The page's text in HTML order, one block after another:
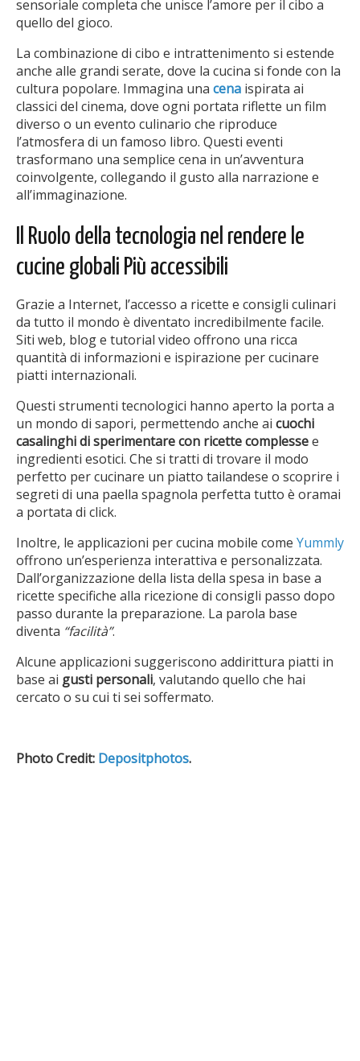
sensoriale completa che unisce l’amore per il cibo a
quello del gioco.
La combinazione di cibo e intrattenimento si estende
anche alle grandi serate, dove la cucina si fonde con la
cultura popolare. Immagina una cena ispirata ai
classici del cinema, dove ogni portata riflette un film
diverso o un evento culinario che riproduce
l’atmosfera di un famoso libro. Questi eventi
trasformano una semplice cena in un’avventura
coinvolgente, collegando il gusto alla narrazione e
all’immaginazione.
Il Ruolo della tecnologia nel rendere le
cucine globali Più accessibili
Grazie a Internet, l’accesso a ricette e consigli culinari
da tutto il mondo è diventato incredibilmente facile.
Siti web, blog e tutorial video offrono una ricca
quantità di informazioni e ispirazione per cucinare
piatti internazionali.
Questi strumenti tecnologici hanno aperto la porta a
un mondo di sapori, permettendo anche ai cuochi
casalinghi di sperimentare con ricette complessee
ingredienti esotici. Che si tratti di trovare il modo
perfetto per cucinare un piatto tailandese o scoprire i
segreti di una paella spagnola perfetta tutto è oramai
a portata di click.
Inoltre, le applicazioni per cucina mobile come Yummly
offrono un’esperienza interattiva e personalizzata.
Dall’organizzazione della lista della spesa in base a
ricette specifiche alla ricezione di consigli passo dopo
passo durante la preparazione. La parola base
diventa “facilità”.
Alcune applicazioni suggeriscono addirittura piatti in
base ai gusti personali, valutando quello che hai
cercato o su cui ti sei soffermato.
Photo Credit: Depositphotos.